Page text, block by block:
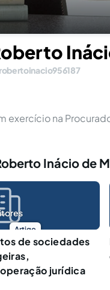
robertoinacio956187
exercício na
Inácio de
Artigo
de sociedades
jurídica